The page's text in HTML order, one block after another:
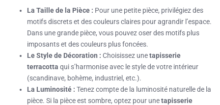
La Taille de la Pièce : Pour une petite pièce, privilégiez des
motifs discrets et des couleurs claires pour agrandir l’espace.
Dans une grande pièce, vous pouvez oser des motifs plus
imposants et des couleurs plus foncées.
Le Style de Décoration : Choisissez unetapisserie
terracotta qui s’harmonise avec le style de votre intérieur
(scandinave, bohème, industriel, etc.).
La Luminosité : Tenez compte de la luminosité naturelle de la
pièce. Si la pièce est sombre, optez pour unetapisserie